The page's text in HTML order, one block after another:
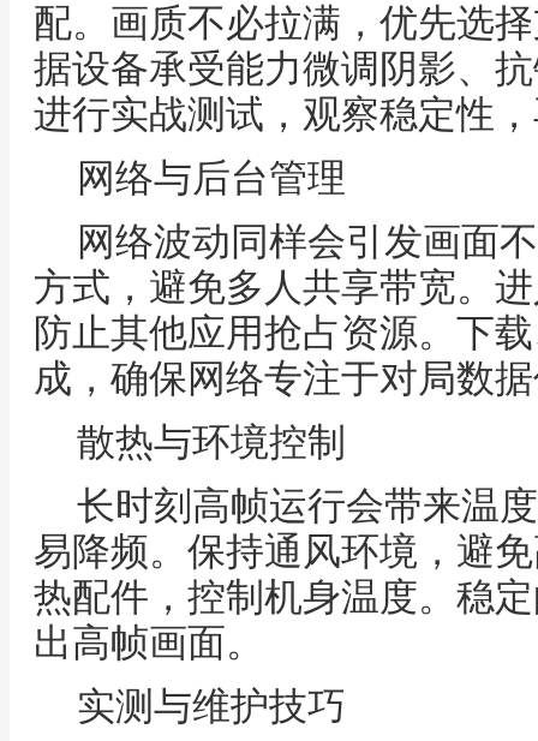
配。画质不必拉满，优先选
据设备承受能力微调阴影、
进行实战测试，观察稳定性
网络与后台管理
网络波动同样会引发画面
方式，避免多人共享带宽。
防止其他应用抢占资源。下
成，确保网络专注于对局数
散热与环境控制
长时刻高帧运行会带来温
易降频。保持通风环境，避
热配件，控制机身温度。稳
出高帧画面。
实测与维护技巧